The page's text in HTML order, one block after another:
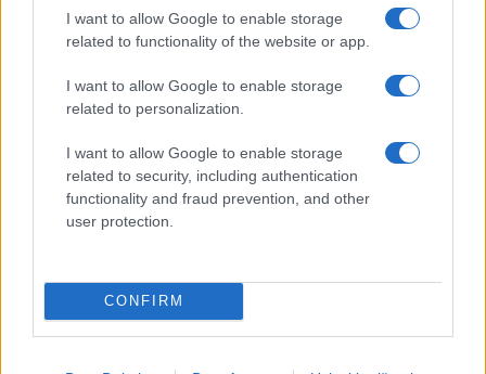
I want to allow Google to enable storage
related to functionality of the website or app.
I want to allow Google to enable storage
related to personalization.
I want to allow Google to enable storage
related to security, including authentication
functionality and fraud prevention, and other
user protection.
CONFIRM